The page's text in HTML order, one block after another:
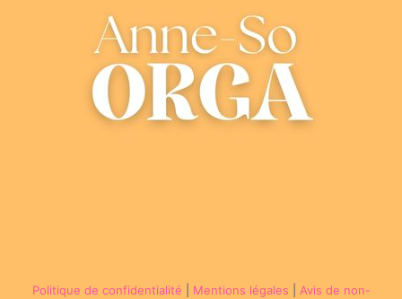
Politique de confidentialité Mentions légales
Avis de non-